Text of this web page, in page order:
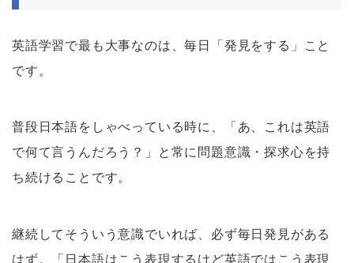
英語学習で最も大事なのは、毎日「発見をする」こと
です。
普段日本語をしゃべっている時に、「あ、これは英語
で何て言うんだろう？」と常に問題意識・探求心を持
ち続けることです。
継続してそういう意識でいれば、必ず毎日発見がある
はず。「日本語はこう表現するけど英語ではこう表現